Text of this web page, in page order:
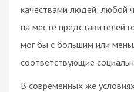
качествами людей: любой
на месте представителей
мог бы с большим или
соответствующие
В современных же